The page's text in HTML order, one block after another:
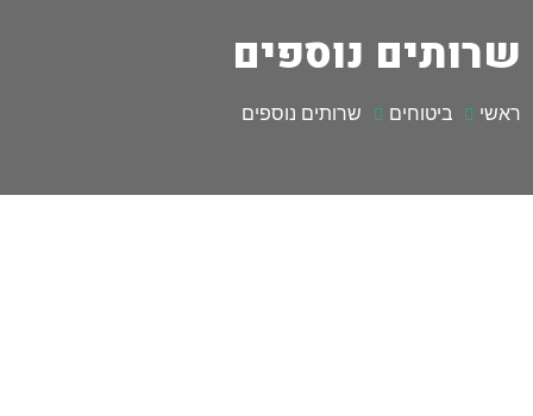
שרותים נוספים
ראשי ביטוחים שרותים נוספים